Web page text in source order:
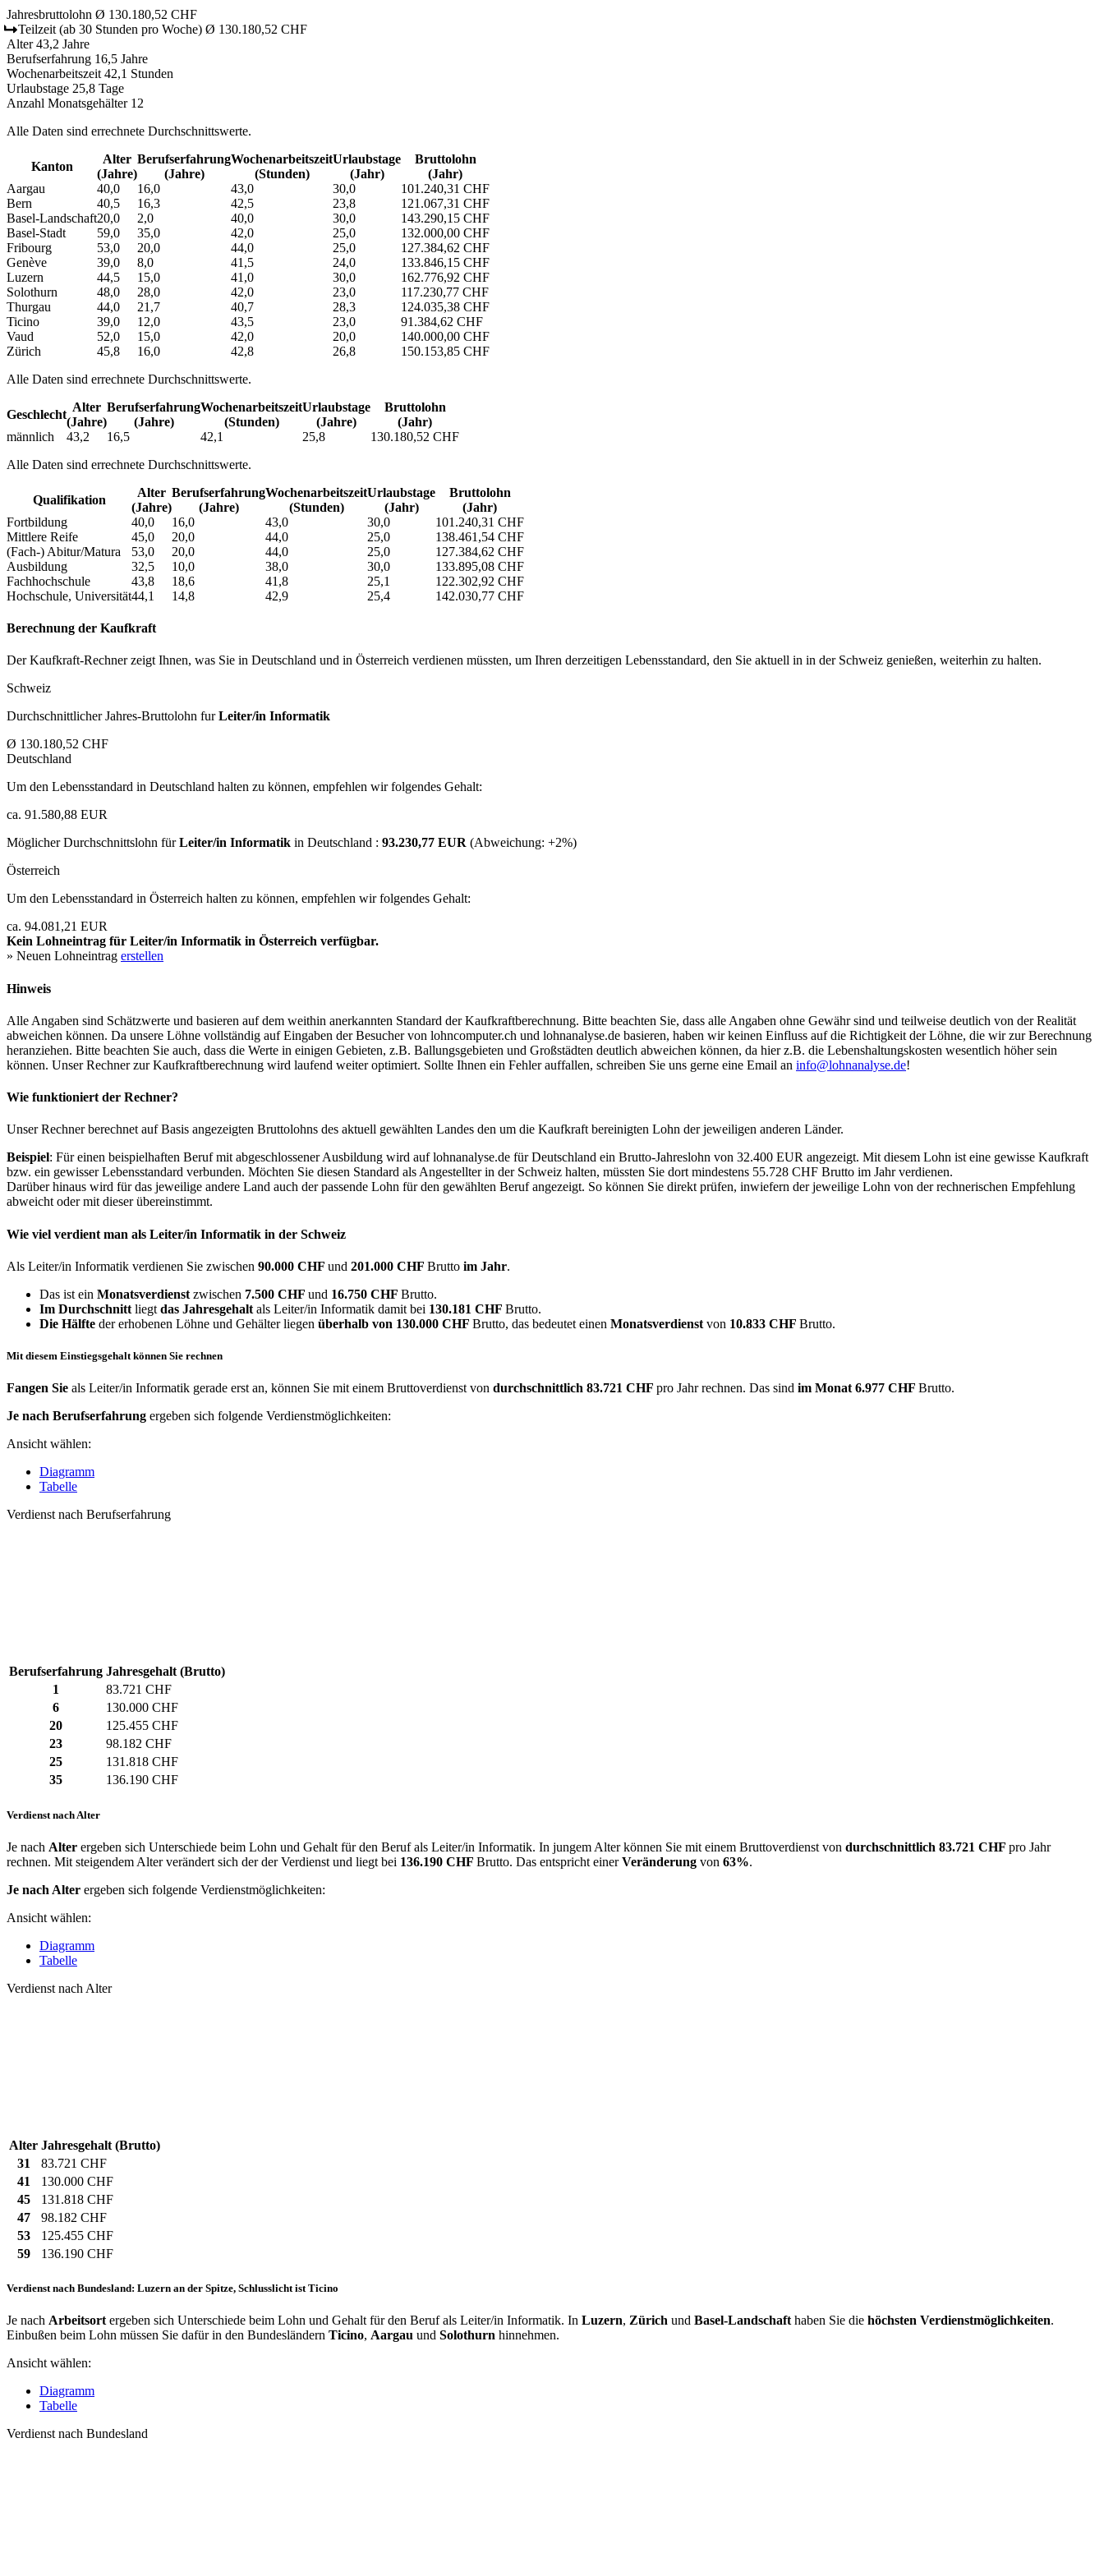
Jahresbruttolohn Ø 130.180,52 CHF
Teilzeit (ab 30 Stunden pro Woche) Ø 130.180,52 CHF
Alter 43,2 Jahre
Berufserfahrung 16,5 Jahre
Wochenarbeitszeit 42,1 Stunden
Urlaubstage 25,8 Tage
Anzahl Monatsgehälter 12
Alle Daten sind errechnete Durchschnittswerte.
Kanton
Alter
(Jahre)
Berufs­erfahrung
(Jahre)
Wochen­arbeitszeit
(Stunden)
Urlaubs­tage
(Jahr)
Bruttolohn
(Jahr)
Aargau
40,0 16,0 43,0 30,0
101.240,31 CHF
Bern
40,5 16,3 42,5 23,8
121.067,31 CHF
Basel-Landschaft20,0 2,0 40,0 30,0
143.290,15 CHF
Basel-Stadt
59,0 35,0 42,0 25,0
132.000,00 CHF
Fribourg
53,0 20,0 44,0 25,0
127.384,62 CHF
Genève
39,0 8,0 41,5 24,0
133.846,15 CHF
Luzern
44,5 15,0 41,0 30,0
162.776,92 CHF
Solothurn
48,0 28,0 42,0 23,0
117.230,77 CHF
Thurgau
44,0 21,7 40,7 28,3
124.035,38 CHF
Ticino
39,0 12,0 43,5 23,0
91.384,62 CHF
Vaud
52,0 15,0 42,0 20,0
140.000,00 CHF
Zürich
45,8 16,0 42,8 26,8
150.153,85 CHF
Alle Daten sind errechnete Durchschnittswerte.
Geschlecht
Alter
(Jahre)
Berufs­erfahrung
(Jahre)
Wochen­arbeitszeit
(Stunden)
Urlaubs­tage
(Jahre)
Bruttolohn
(Jahr)
männlich
43,2 16,5 42,1 25,8
130.180,52 CHF
Alle Daten sind errechnete Durchschnittswerte.
Qualifikation
Alter
(Jahre)
Berufs­erfahrung
(Jahre)
Wochen­arbeitszeit
(Stunden)
Urlaubs­tage
(Jahr)
Bruttolohn
(Jahr)
Fortbildung
40,0 16,0 43,0 30,0
101.240,31 CHF
Mittlere Reife
45,0 20,0 44,0 25,0
138.461,54 CHF
(Fach-) Abitur/Matura
53,0 20,0 44,0 25,0
127.384,62 CHF
Ausbildung
32,5 10,0 38,0 30,0
133.895,08 CHF
Fachhochschule
43,8 18,6 41,8 25,1
122.302,92 CHF
Hochschule, Universität44,1 14,8 42,9 25,4 142.030,77 CHF
Berechnung der Kaufkraft
Der Kaufkraft-Rechner zeigt Ihnen, was Sie in Deutschland und in Österreich verdienen müssten, um Ihren derzeitigen Lebensstandard, den Sie aktuell in in der Schweiz genießen, weiterhin zu halten.
Schweiz
Durchschnittlicher Jahres-Bruttolohn furLeiter/in Informatik
Ø 130.180,52 CHF
Deutschland
Um den Lebensstandard in Deutschland halten zu können, empfehlen wir folgendes Gehalt:
ca. 91.580,88 EUR
Möglicher Durchschnittslohn fürLeiter/in Informatik in Deutschland : 93.230,77 EUR (Abweichung: +2%)
Österreich
Um den Lebensstandard in Österreich halten zu können, empfehlen wir folgendes Gehalt:
ca. 94.081,21 EUR
Kein Lohneintrag für Leiter/in Informatik in Österreich verfügbar.
» Neuen Lohneintrag erstellen
Hinweis
Alle Angaben sind Schätzwerte und basieren auf dem weithin anerkannten Standard der Kaufkraftberechnung. Bitte beachten Sie, dass alle Angaben ohne Gewähr sind und teilweise deutlich von der Realität
abweichen können. Da unsere Löhne vollständig auf Eingaben der Besucher von lohncomputer.ch und lohnanalyse.de basieren, haben wir keinen Einfluss auf die Richtigkeit der Löhne, die wir zur Berechnung
heranziehen. Bitte beachten Sie auch, dass die Werte in einigen Gebieten, z.B. Ballungsgebieten und Großstädten deutlich abweichen können, da hier z.B. die Lebenshaltungskosten wesentlich höher sein
können. Unser Rechner zur Kaufkraftberechnung wird laufend weiter optimiert. Sollte Ihnen ein Fehler auffallen, schreiben Sie uns gerne eine Email an info@lohnanalyse.de!
Wie funktioniert der Rechner?
Unser Rechner berechnet auf Basis angezeigten Bruttolohns des aktuell gewählten Landes den um die Kaufkraft bereinigten Lohn der jeweiligen anderen Länder.
Beispiel: Für einen beispielhaften Beruf mit abgeschlossener Ausbildung wird auf lohnanalyse.de für Deutschland ein Brutto-Jahreslohn von 32.400 EUR angezeigt. Mit diesem Lohn ist eine gewisse Kaufkraft
bzw. ein gewisser Lebensstandard verbunden. Möchten Sie diesen Standard als Angestellter in der Schweiz halten, müssten Sie dort mindestens 55.728 CHF Brutto im Jahr verdienen.
Darüber hinaus wird für das jeweilige andere Land auch der passende Lohn für den gewählten Beruf angezeigt. So können Sie direkt prüfen, inwiefern der jeweilige Lohn von der rechnerischen Empfehlung
abweicht oder mit dieser übereinstimmt.
Wie viel verdient man als Leiter/in Informatik in der Schweiz
Als Leiter/in Informatik verdienen Sie zwischen 90.000 CHF und 201.000 CHF Brutto im Jahr.
Das ist ein Monatsverdienst zwischen 7.500 CHF und 16.750 CHF Brutto.
Im Durchschnitt liegt das Jahresgehalt als Leiter/in Informatik damit bei 130.181 CHF Brutto.
Die Hälfte der erhobenen Löhne und Gehälter liegen überhalb von 130.000 CHF Brutto, das bedeutet einen Monatsverdienst von 10.833 CHF Brutto.
Mit diesem Einstiegsgehalt können Sie rechnen
Fangen Sie als Leiter/in Informatik gerade erst an, können Sie mit einem Bruttoverdienst von durchschnittlich 83.721 CHF pro Jahr rechnen. Das sind im Monat 6.977 CHF Brutto.
Je nach Berufserfahrung ergeben sich folgende Verdienstmöglichkeiten:
Ansicht wählen:
Diagramm
Tabelle
Verdienst nach Berufserfahrung
Berufserfahrung Jahresgehalt (Brutto)
1
83.721 CHF
6
130.000 CHF
20
125.455 CHF
23
98.182 CHF
25
131.818 CHF
35
136.190 CHF
Verdienst nach Alter
Je nach Alter ergeben sich Unterschiede beim Lohn und Gehalt für den Beruf als Leiter/in Informatik. In jungem Alter können Sie mit einem Bruttoverdienst von durchschnittlich 83.721 CHF pro Jahr
rechnen. Mit steigendem Alter verändert sich der der Verdienst und liegt bei 136.190 CHF Brutto. Das entspricht einerVeränderung von 63%.
Je nach Alter ergeben sich folgende Verdienstmöglichkeiten:
Ansicht wählen:
Diagramm
Tabelle
Verdienst nach Alter
Alter Jahresgehalt (Brutto)
31
83.721 CHF
41
130.000 CHF
45
131.818 CHF
47
98.182 CHF
53
125.455 CHF
59
136.190 CHF
Verdienst nach Bundesland: Luzern an der Spitze, Schlusslicht ist Ticino
Je nach Arbeitsort ergeben sich Unterschiede beim Lohn und Gehalt für den Beruf als Leiter/in Informatik. In Luzern, Zürich und Basel-Landschaft haben Sie die höchsten Verdienstmöglichkeiten.
Einbußen beim Lohn müssen Sie dafür in den Bundesländern Ticino, Aargau und Solothurn hinnehmen.
Ansicht wählen:
Diagramm
Tabelle
Verdienst nach Bundesland